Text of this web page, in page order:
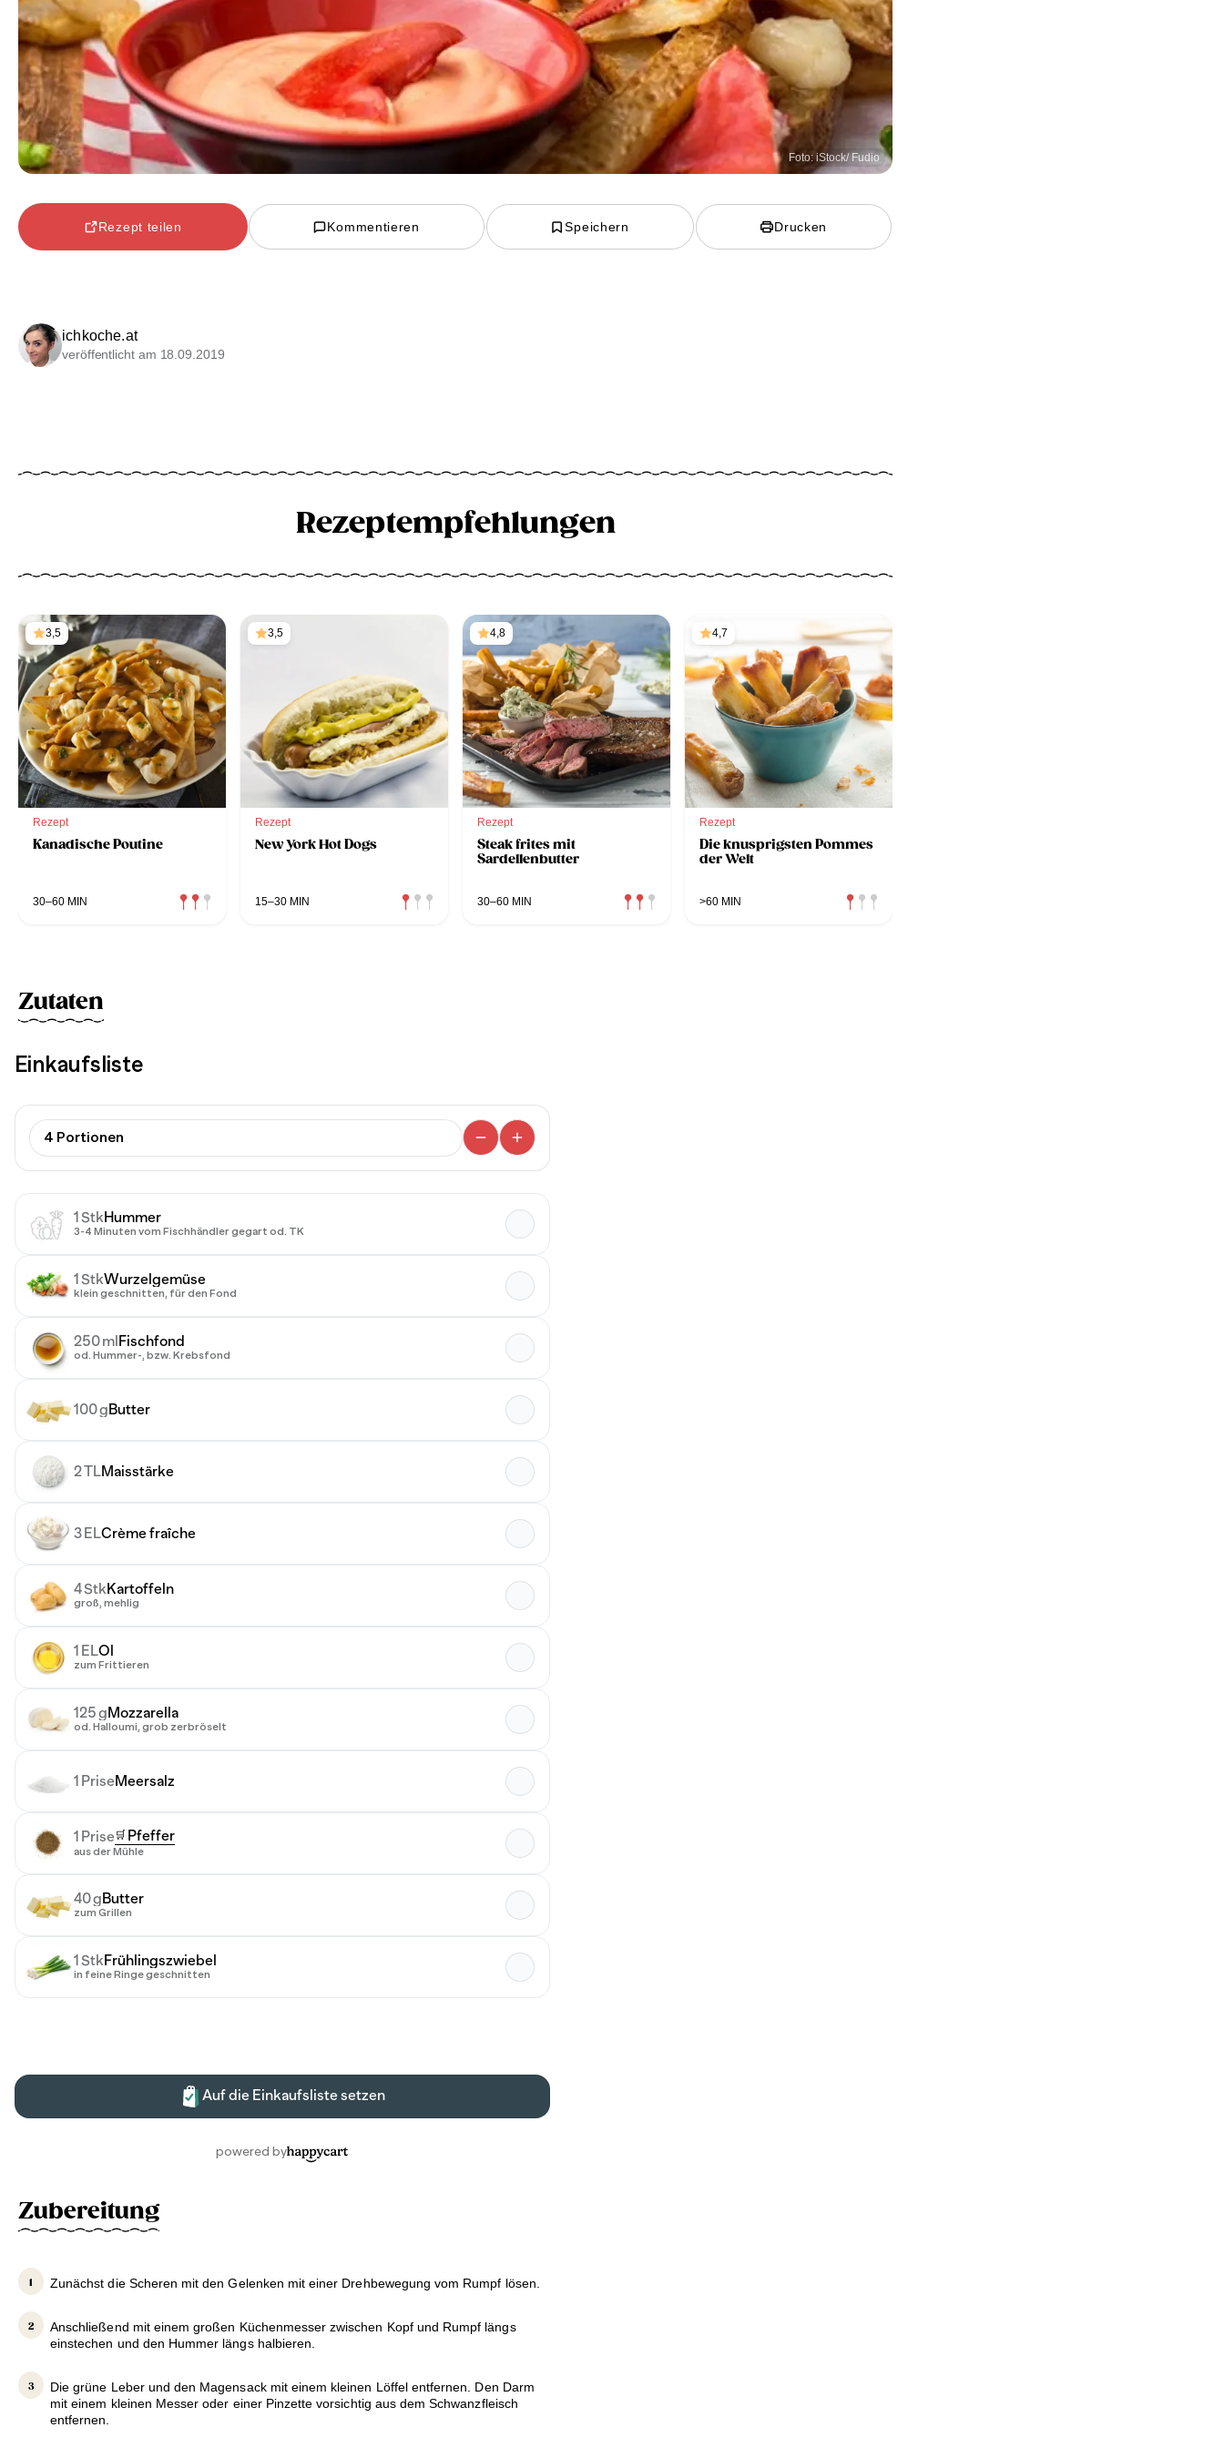
Foto: iStock/ Fudio
Rezept teilen Kommentieren Speichern Drucken
ichkoche.at
veröffentlicht am 18.09.2019
Rezeptempfehlungen
3,5
Rezept
Kanadische Poutine
30–60 MIN
3,5
Rezept
New York Hot Dogs
15–30 MIN
4,8
Rezept
Steak frites mit
Sardellenbutter
30–60 MIN
4,7
Rezept
Die knusprigsten Pommes
der Welt
>60 MIN
Zutaten
Zubereitung
Zunächst die Scheren mit den Gelenken mit einer Drehbewegung vom Rumpf lösen.
Anschließend mit einem großen Küchenmesser zwischen Kopf und Rumpf längs
einstechen und den Hummer längs halbieren.
Die grüne Leber und den Magensack mit einem kleinen Löffel entfernen. Den Darm
mit einem kleinen Messer oder einer Pinzette vorsichtig aus dem Schwanzfleisch
entfernen.